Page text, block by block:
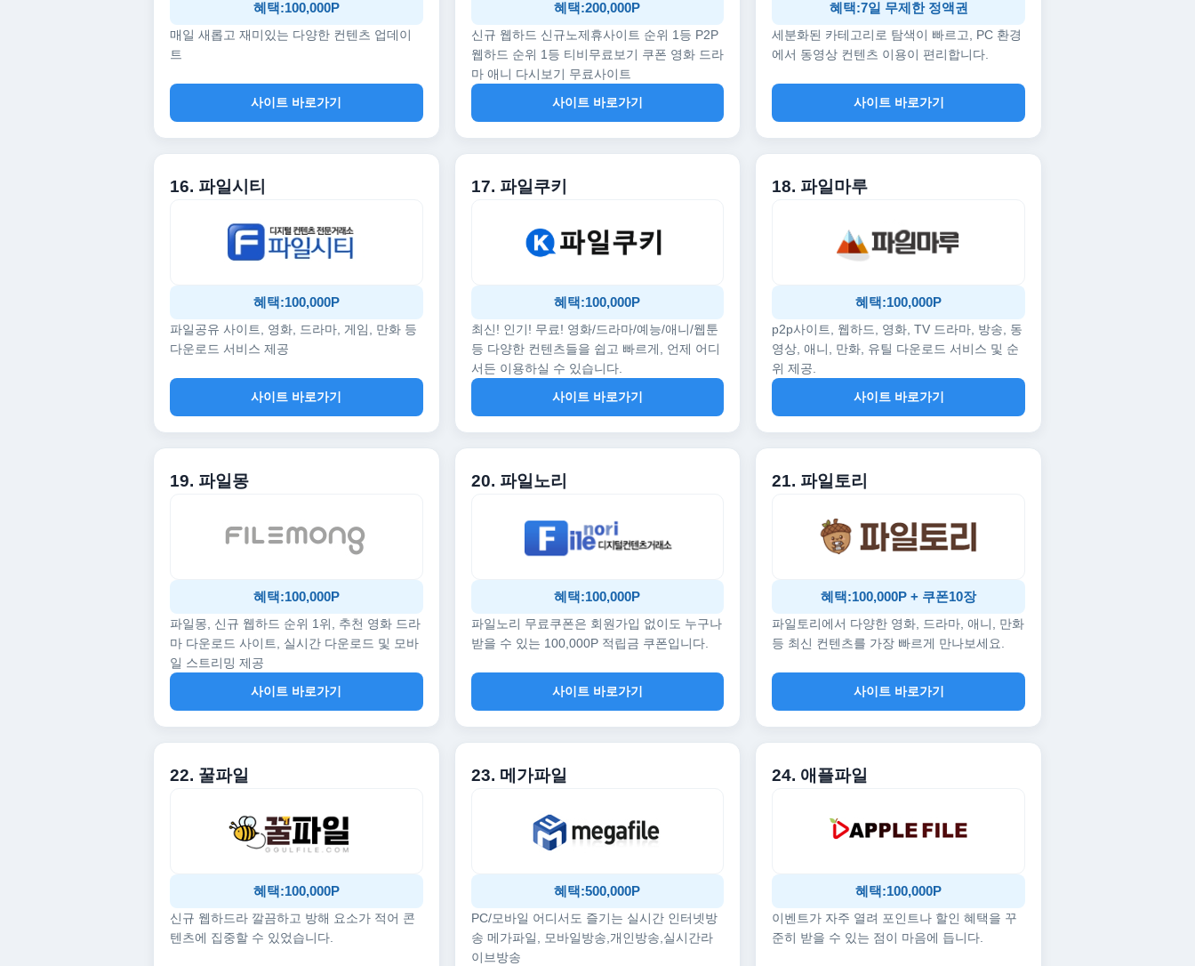
혜택:100,000P
매일 새롭고 재미있는 다양한 컨텐츠 업데이
트
사이트 바로가기
혜택:200,000P
신규 웹하드 신규노제휴사이트 순위 1등 P2P
웹하드 순위 1등 티비무료보기 쿠폰 영화 드라
마 애니 다시보기 무료사이트
사이트 바로가기
혜택:7일 무제한 정액권
세분화된 카테고리로 탐색이 빠르고, PC 환경
에서 동영상 컨텐츠 이용이 편리합니다.
사이트 바로가기
16. 파일시티
혜택:100,000P
파일공유 사이트, 영화, 드라마, 게임, 만화 등
다운로드 서비스 제공
사이트 바로가기
17. 파일쿠키
혜택:100,000P
최신! 인기! 무료! 영화/드라마/예능/애니/웹툰
등 다양한 컨텐츠들을 쉽고 빠르게, 언제 어디
서든 이용하실 수 있습니다.
사이트 바로가기
18. 파일마루
혜택:100,000P
p2p사이트, 웹하드, 영화, TV 드라마, 방송, 동
영상, 애니, 만화, 유틸 다운로드 서비스 및 순
위 제공.
사이트 바로가기
19. 파일몽
혜택:100,000P
파일몽, 신규 웹하드 순위 1위, 추천 영화 드라
마 다운로드 사이트, 실시간 다운로드 및 모바
일 스트리밍 제공
사이트 바로가기
20. 파일노리
혜택:100,000P
파일노리 무료쿠폰은 회원가입 없이도 누구나
받을 수 있는 100,000P 적립금 쿠폰입니다.
사이트 바로가기
21. 파일토리
혜택:100,000P + 쿠폰10장
파일토리에서 다양한 영화, 드라마, 애니, 만화
등 최신 컨텐츠를 가장 빠르게 만나보세요.
사이트 바로가기
22. 꿀파일
혜택:100,000P
신규 웹하드라 깔끔하고 방해 요소가 적어 콘
텐츠에 집중할 수 있었습니다.
23. 메가파일
혜택:500,000P
PC/모바일 어디서도 즐기는 실시간 인터넷방
송 메가파일, 모바일방송,개인방송,실시간라
이브방송
24. 애플파일
혜택:100,000P
이벤트가 자주 열려 포인트나 할인 혜택을 꾸
준히 받을 수 있는 점이 마음에 듭니다.